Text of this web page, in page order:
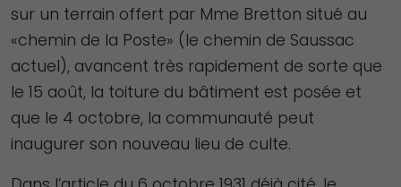
sur un terrain offert par Mme Bretton situé au
«chemin de la Poste» (le chemin de Saussac
actuel), avancent très rapidement de sorte que
le 15 août, la toiture du bâtiment est posée et
que le 4 octobre, la communauté peut
inaugurer son nouveau lieu de culte.